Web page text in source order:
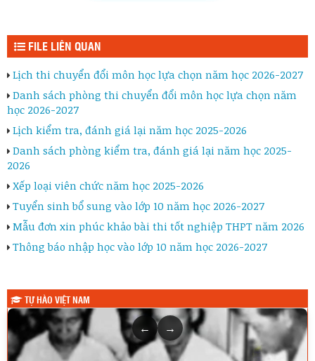
FILE LIÊN QUAN
Lịch thi chuyển đổi môn học lựa chọn năm học 2026-2027
Danh sách phòng thi chuyển đổi môn học lựa chọn năm
học 2026-2027
Lịch kiểm tra, đánh giá lại năm học 2025-2026
Danh sách phòng kiểm tra, đánh giá lại năm học 2025-
2026
Xếp loại viên chức năm học 2025-2026
Tuyển sinh bổ sung vào lớp 10 năm học 2026-2027
Mẫu đơn xin phúc khảo bài thi tốt nghiệp THPT năm 2026
Thông báo nhập học vào lớp 10 năm học 2026-2027
TỰ HÀO VIỆT NAM
← →